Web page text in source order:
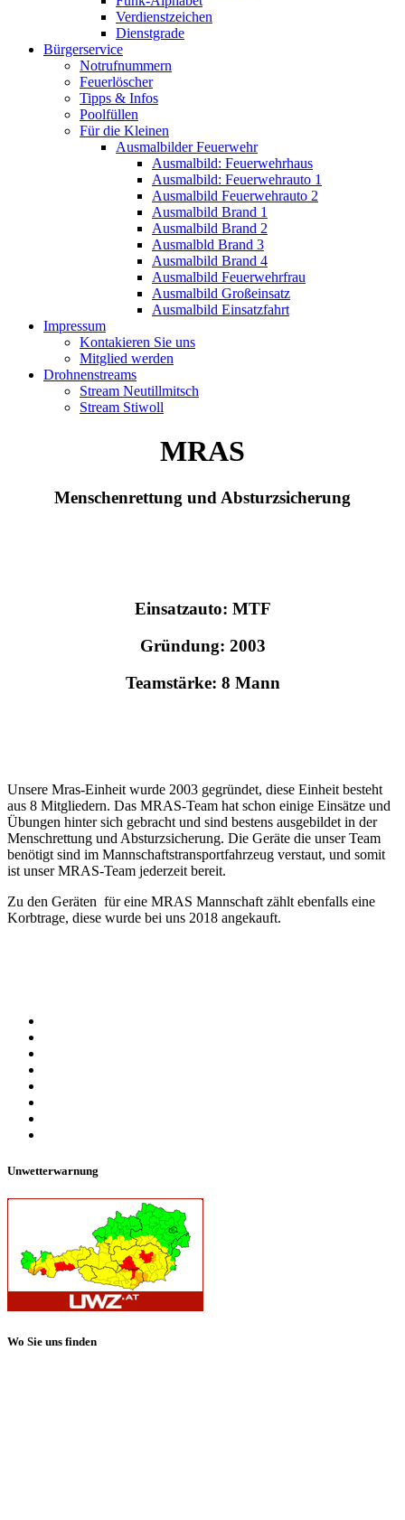
Verdienstzeichen
Dienstgrade
Bürgerservice
Notrufnummern
Feuerlöscher
Tipps & Infos
Poolfüllen
Für die Kleinen
Ausmalbilder Feuerwehr
Ausmalbild: Feuerwehrhaus
Ausmalbild: Feuerwehrauto 1
Ausmalbild Feuerwehrauto 2
Ausmalbild Brand 1
Ausmalbild Brand 2
Ausmalbld Brand 3
Ausmalbild Brand 4
Ausmalbild Feuerwehrfrau
Ausmalbild Großeinsatz
Ausmalbild Einsatzfahrt
Impressum
Kontakieren Sie uns
Mitglied werden
Drohnenstreams
Stream Neutillmitsch
Stream Stiwoll
MRAS
Menschenrettung und Absturzsicherung
Einsatzauto: MTF
Gründung: 2003
Teamstärke: 8 Mann
Unsere Mras-Einheit wurde 2003 gegründet, diese Einheit besteht
aus 8 Mitgliedern. Das MRAS-Team hat schon einige Einsätze und
Übungen hinter sich gebracht und sind bestens ausgebildet in der
Menschrettung und Absturzsicherung. Die Geräte die unser Team
benötigt sind im Mannschaftstransportfahrzeug verstaut, und somit
ist unser MRAS-Team jederzeit bereit.
Zu den Geräten für eine MRAS Mannschaft zählt ebenfalls eine
Korbtrage, diese wurde bei uns 2018 angekauft.
Unwetterwarnung
Wo Sie uns finden